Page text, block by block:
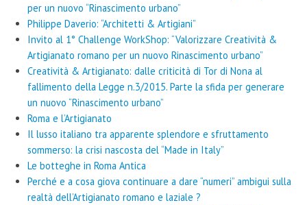
per un nuovo “Rinascimento urbano”
Philippe Daverio: “Architetti & Artigiani”
Invito al 1° Challenge WorkShop: “Valorizzare Creatività &
Artigianato romano per un nuovo Rinascimento urbano”
Creatività & Artigianato: dalle criticità di Tor di Nona al
fallimento della Legge n.3/2015. Parte la sfida per generare
un nuovo “Rinascimento urbano”
Roma e l’Artigianato
Il lusso italiano tra apparente splendore e sfruttamento
sommerso: la crisi nascosta del “Made in Italy”
Le botteghe in Roma Antica
Perché e a cosa giova continuare a dare “numeri” ambigui sulla
realtà dell’Artigianato romano e laziale ?